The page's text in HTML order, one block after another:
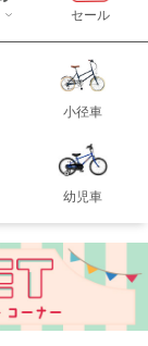
小径車
幼児車
セール